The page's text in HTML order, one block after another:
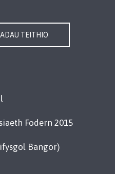
TEITHIO
Fodern 2015
Bangor)